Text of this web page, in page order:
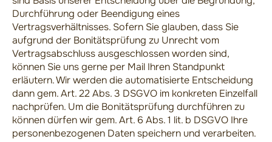
Durchführung oder Beendigung eines
Vertragsverhältnisses. Sofern Sie glauben, dass Sie
aufgrund der Bonitätsprüfung zu Unrecht vom
Vertragsabschluss ausgeschlossen worden sind,
können Sie uns gerne per Mail Ihren Standpunkt
erläutern. Wir werden die automatisierte Entscheidung
dann gem. Art. 22 Abs. 3 DSGVO im konkreten Einzelfall
nachprüfen. Um die Bonitätsprüfung durchführen zu
können dürfen wir gem. Art. 6 Abs. 1 lit. b DSGVO Ihre
personenbezogenen Daten speichern und verarbeiten.